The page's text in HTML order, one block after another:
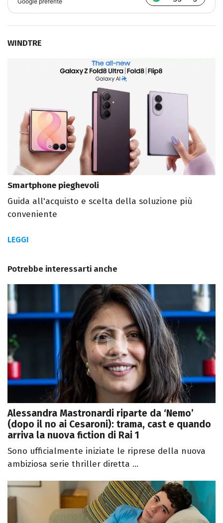
WINDTRE
Smartphone pieghevoli
Guida all'acquisto e scelta della soluzione più
conveniente
LEGGI
Potrebbe interessarti anche
Alessandra Mastronardi riparte da ‘Nemo’
(dopo il no ai Cesaroni): trama, cast e quando
arriva la nuova fiction di Rai 1
Sono ufficialmente iniziate le riprese della nuova
ambiziosa serie thriller diretta ...